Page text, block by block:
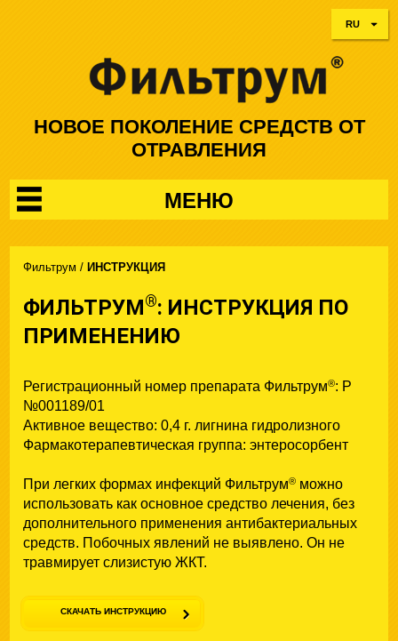
RU
НОВОЕ ПОКОЛЕНИЕ СРЕДСТВ ОТ
ОТРАВЛЕНИЯ
МЕНЮ
Фильтрум / ИНСТРУКЦИЯ
ФИЛЬТРУМ®: ИНСТРУКЦИЯ ПО
ПРИМЕНЕНИЮ
Регистрационный номер препарата Фильтрум®: Р
№001189/01
Активное вeщество: 0,4 г. лигнина гидрoлизного
Фармакотeрапевтическая группа: энтеросорбент
При легких формах инфекций Фильтрум® можно
использовать как основное средство лечения, без
дополнительного применения антибактериальных
средств. Побочных явлений не выявлено. Он не
травмирует слизистую ЖКТ.
СКАЧАТЬ ИНСТРУКЦИЮ